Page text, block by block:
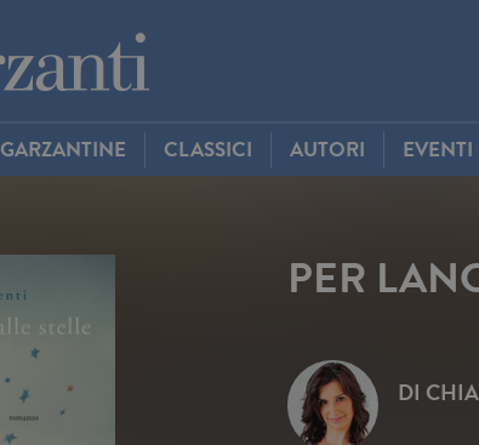
GARZANTINE CLASSICI AUTORI EVENTI
PER
DI